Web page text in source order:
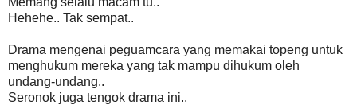
Hehehe.. Tak sempat..
Drama mengenai peguamcara yang memakai topeng untuk
menghukum mereka yang tak mampu dihukum oleh
undang-undang..
Seronok juga tengok drama ini..